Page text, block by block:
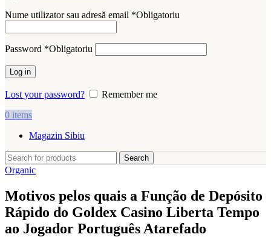
Nume utilizator sau adresă email *Obligatoriu
Password *Obligatoriu
Log in
Lost your password?
Remember me
0 items
Magazin Sibiu
Search
Organic
Motivos pelos quais a Função de Depósito
Rápido do Goldex Casino Liberta Tempo
ao Jogador Português Atarefado